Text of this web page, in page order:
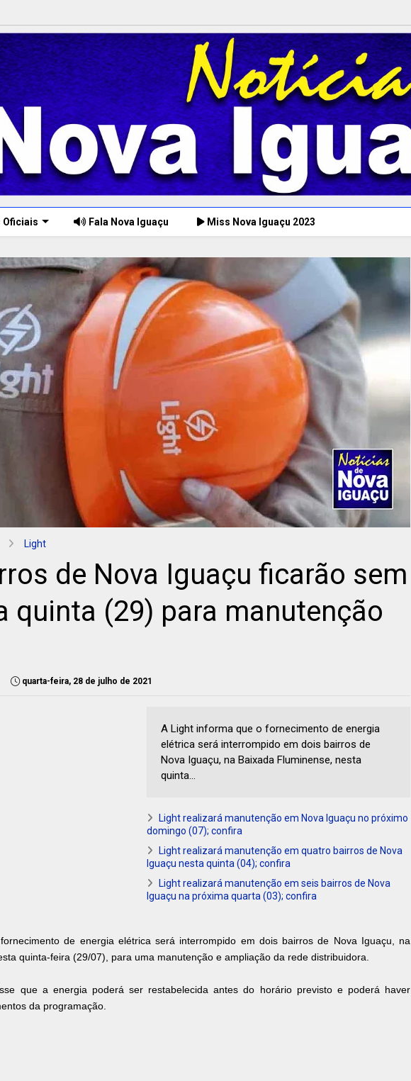
Oficiais Fala Nova Iguaçu Miss Nova Iguaçu 2023
Light
de Nova Iguaçu ficarão sem
quinta (29) para manutenção
quarta-feira, 28 de julho de 2021
A Light informa que o fornecimento de energia
elétrica será interrompido em dois bairros de
Nova Iguaçu, na Baixada Fluminense, nesta
quinta...
Light realizará manutenção em Nova Iguaçu no próximo
domingo (07); confira
Light realizará manutenção em quatro bairros de Nova
Iguaçu nesta quinta (04); confira
Light realizará manutenção em seis bairros de Nova
Iguaçu na próxima quarta (03); confira
de energia elétrica será interrompido em dois bairros de Nova Iguaçu, na
quinta-feira (29/07), para uma manutenção e ampliação da rede distribuidora.
que a energia poderá ser restabelecida antes do horário previsto e poderá haver
da programação.